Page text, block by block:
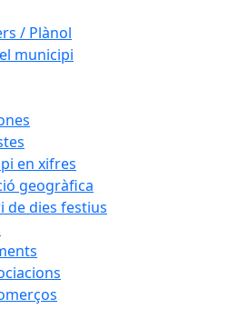
/ Plànol
municipi
en xifres
geogràfica
de dies festius